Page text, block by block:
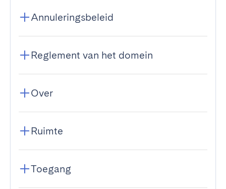
Annuleringsbeleid
Reglement van het domein
Over
Ruimte
Toegang